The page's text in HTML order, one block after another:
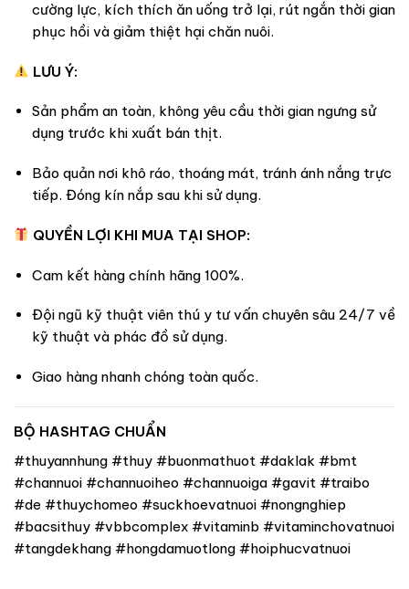
cường lực, kích thích ăn uống trở lại, rút ngắn thời gian
phục hồi và giảm thiệt hại chăn nuôi.
LƯU Ý:
Sản phẩm an toàn, không yêu cầu thời gian ngưng sử
dụng trước khi xuất bán thịt.
Bảo quản nơi khô ráo, thoáng mát, tránh ánh nắng trực
tiếp. Đóng kín nắp sau khi sử dụng.
QUYỀN LỢI KHI MUA TẠI SHOP:
Cam kết hàng chính hãng 100%.
Đội ngũ kỹ thuật viên thú y tư vấn chuyên sâu 24/7 về
kỹ thuật và phác đồ sử dụng.
Giao hàng nhanh chóng toàn quốc.
BỘ HASHTAG CHUẨN
#thuyannhung #thuy #buonmathuot #daklak #bmt
#channuoi #channuoiheo #channuoiga #gavit #traibo
#de #thuychomeo #suckhoevatnuoi #nongnghiep
#bacsithuy #vbbcomplex #vitaminb #vitaminchovatnuoi
#tangdekhang #hongdamuotlong #hoiphucvatnuoi